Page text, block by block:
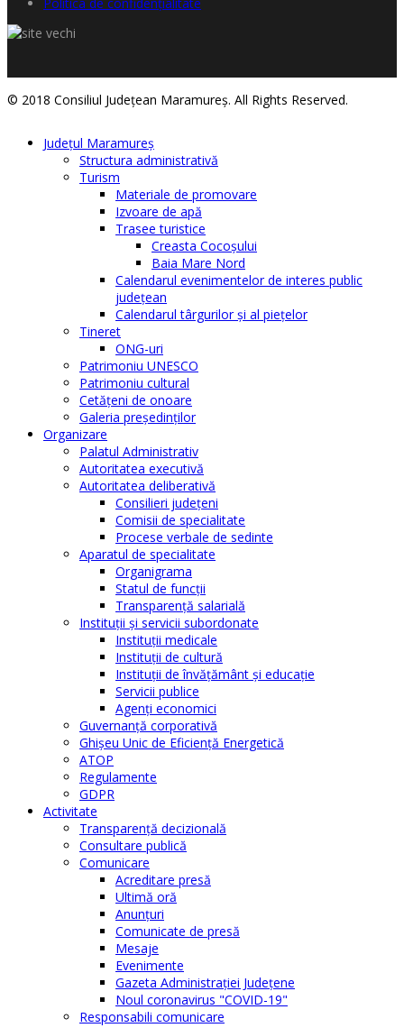
© 2018 Consiliul Judeţean Maramureş. All Rights Reserved.
Judeţul Maramureş
Structura administrativă
Turism
Materiale de promovare
Izvoare de apă
Trasee turistice
Creasta Cocoșului
Baia Mare Nord
Calendarul evenimentelor de interes public
judeţean
Calendarul târgurilor şi al pieţelor
Tineret
ONG-uri
Patrimoniu UNESCO
Patrimoniu cultural
Cetăţeni de onoare
Galeria președinților
Organizare
Palatul Administrativ
Autoritatea executivă
Autoritatea deliberativă
Consilieri judeţeni
Comisii de specialitate
Procese verbale de sedinte
Aparatul de specialitate
Organigrama
Statul de funcții
Transparență salarială
Instituţii şi servicii subordonate
Instituţii medicale
Instituţii de cultură
Instituţii de învăţământ şi educaţie
Servicii publice
Agenţi economici
Guvernanță corporativă
Ghişeu Unic de Eficienţă Energetică
ATOP
Regulamente
GDPR
Activitate
Transparenţă decizională
Consultare publică
Comunicare
Acreditare presă
Ultimă oră
Anunţuri
Comunicate de presă
Mesaje
Evenimente
Gazeta Administraţiei Judeţene
Noul coronavirus "COVID-19"
Responsabili comunicare